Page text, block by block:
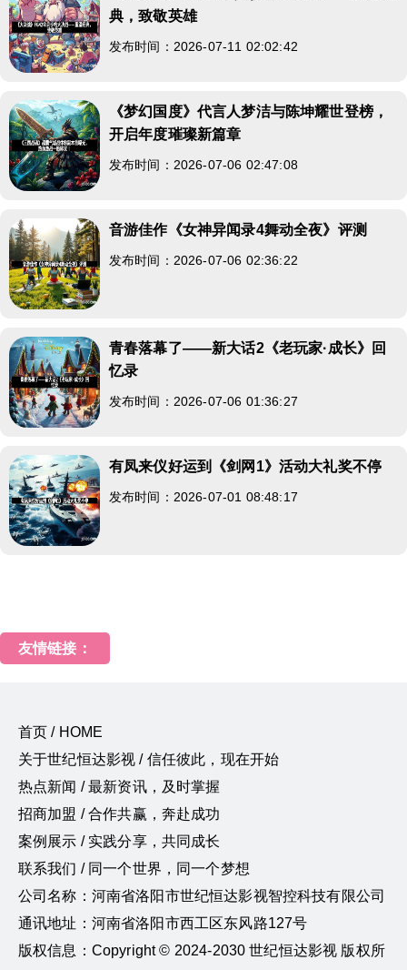
典，致敬英雄
发布时间：2026-07-11 02:02:42
《梦幻国度》代言人梦洁与陈坤耀世登榜，
开启年度璀璨新篇章
发布时间：2026-07-06 02:47:08
音游佳作《女神异闻录4舞动全夜》评测
发布时间：2026-07-06 02:36:22
青春落幕了——新大话2《老玩家·成长》回
忆录
发布时间：2026-07-06 01:36:27
有凤来仪好运到《剑网1》活动大礼奖不停
发布时间：2026-07-01 08:48:17
友情链接：
首页 / HOME
关于世纪恒达影视 / 信任彼此，现在开始
热点新闻 / 最新资讯，及时掌握
招商加盟 / 合作共赢，奔赴成功
案例展示 / 实践分享，共同成长
联系我们 / 同一个世界，同一个梦想
公司名称：河南省洛阳市世纪恒达影视智控科技有限公司
通讯地址：河南省洛阳市西工区东风路127号
版权信息：Copyright © 2024-2030 世纪恒达影视 版权所